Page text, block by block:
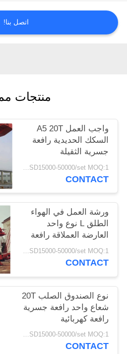
اطلب
اقتباس
POLICY
اتصل بنا!
منتجات
واجب العمل A5 20T
السكك الحديدية رافعة
جسرية الثقيلة
USD15000-50000/set MOQ:1 مجموعة
CONTACT
ورشة العمل في الهواء
الطلق L نوع واحد
العارضة العملاقة رافعة
السكك الحديدية المثبتة USD15000-50000/set MOQ:1 مجموعة
CONTACT
نوع الصندوق الصلب 20T
شعاع واحد رافعة جسرية
رافعة كهربائية
USD15000-50000/set MOQ:1 مجموعة
CONTACT